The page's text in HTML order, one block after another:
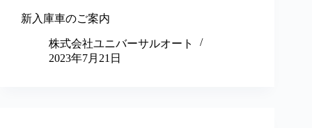
新入庫車のご案内
株式会社ユニバーサルオート
2023年7月21日